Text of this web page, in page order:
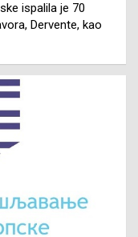
ispalila je 70
Dervente, kao